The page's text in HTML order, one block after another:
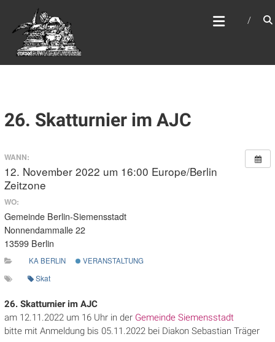
springen
WEBSITE DES
APOSTELAMTES JESU
CHRISTI KÖR
26. Skatturnier im AJC
WANN:
12. November 2022 um 16:00 Europe/Berlin
Zeitzone
WO:
Gemeinde Berlin-Siemensstadt
Nonnendammalle 22
13599 Berlin
KA BERLIN VERANSTALTUNG
Skat
26. Skatturnier im AJC
am 12.11.2022 um 16 Uhr in der Gemeinde Siemensstadt
bitte mit Anmeldung bis 05.11.2022 bei Diakon Sebastian Träger